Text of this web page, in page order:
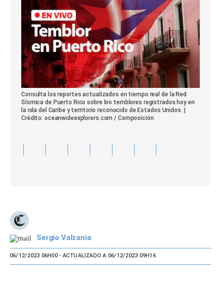
Consulta los reportes actualizados en tiempo real de la Red
Sísmica de Puerto Rico sobre los temblores registrados hoy en
la isla del Caribe y territorio reconocido de Estados Unidos. |
Crédito: oceanwideexplorers.com / Composición
Sergio Valzania
06/12/2023 06H00- ACTUALIZADO A 06/12/2023 09H16